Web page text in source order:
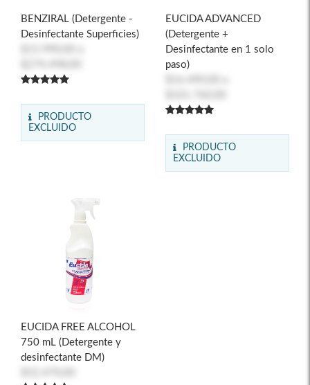
BENZIRAL (Detergente -
Desinfectante Superficies)
PRODUCTO
EXCLUIDO
EUCIDA ADVANCED
(Detergente +
Desinfectante en 1 solo
paso)
PRODUCTO
EXCLUIDO
EUCIDA FREE ALCOHOL
750 mL (Detergente y
desinfectante DM)